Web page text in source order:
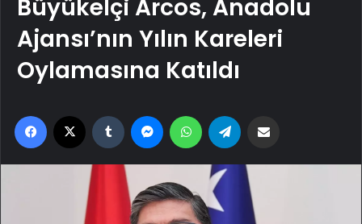
Büyükelçi Arcos, Anadolu
Ajansı’nın Yılın Kareleri
Oylamasına Katıldı
Facebook Tumblr MessengerWhatsApp